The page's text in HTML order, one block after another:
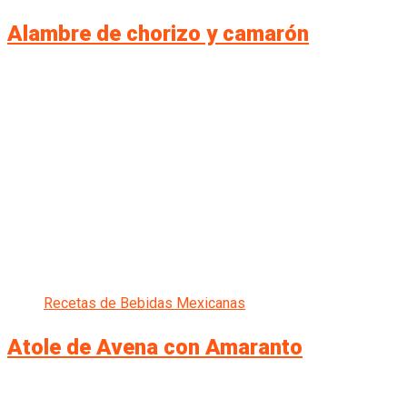
Alambre de chorizo y camarón
Recetas de Bebidas Mexicanas
Atole de Avena con Amaranto